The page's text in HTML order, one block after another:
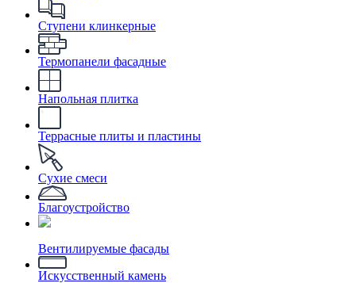
Ступени клинкерные
Термопанели фасадные
Напольная плитка
Террасные плиты и пластины
Сухие смеси
Благоустройство
Вентилируемые фасады
Искусственный камень